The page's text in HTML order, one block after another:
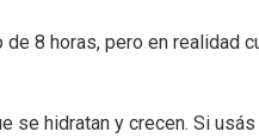
8 horas, pero en realidad
se hidratan y crecen. Si